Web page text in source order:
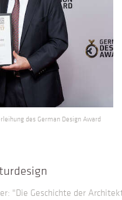
des German Design Award
"Die Geschichte der